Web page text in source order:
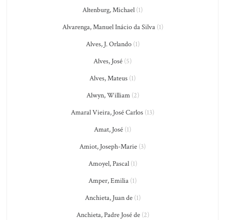
Altenburg, Michael (1)
Alvarenga, Manuel Inácio da Silva(1)
Alves, J. Orlando(1)
Alves, José (5)
Alves, Mateus (1)
Alwyn, William(2)
Amaral Vieira, José Carlos (13)
Amat, José (1)
Amiot, Joseph-Marie (3)
Amoyel, Pascal(1)
Amper, Emilia (1)
Anchieta, Juan de(1)
Anchieta, Padre José de(2)